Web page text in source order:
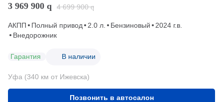
3 969 900 q 4 699 900 q
АКПП Полный привод 2.0 л. Бензиновый
2024 г.в.
Внедорожник
Гарантия В наличии
Уфа (340 км от Ижевска)
Позвонить в автосалон